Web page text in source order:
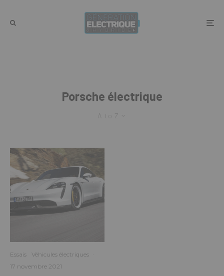
Porsche électrique
Essais Véhicules électriques
17 novembre 2021